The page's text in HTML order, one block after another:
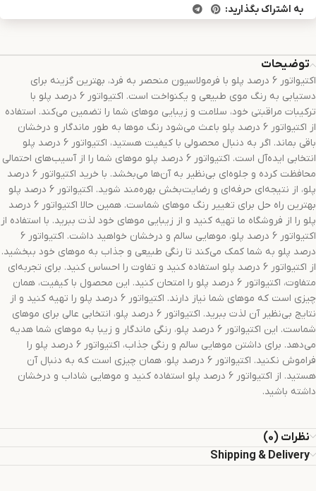
به اشتراک بگذارید:
توضیحات
اکتیواتور 6 درصد پلو با فرمولاسیون منحصر به فرد، بهترین گزینه برای
دستیابی به رنگ موی طبیعی و یکنواخت است. اکتیواتور 6 درصد پلو با
ترکیبات مراقبتی خود، سلامت و زیبایی موهای شما را تضمین می‌کند. استفاده
از اکتیواتور 6 درصد پلو باعث می‌شود رنگ موها به طور ماندگار و درخشان
باقی بماند. اگر به دنبال محصولی با کیفیت هستید، اکتیواتور 6 درصد پلو
انتخابی ایده‌آل است. اکتیواتور 6 درصد پلو موهای شما را از آسیب‌های احتمالی
محافظت کرده و جلوه‌ای بی‌نظیر به آن‌ها می‌بخشد. با خرید اکتیواتور 6 درصد
پلو، از نتیجه‌ای حرفه‌ای و رضایت‌بخش بهره‌مند شوید. اکتیواتور 6 درصد پلو
بهترین راه حل برای تغییر رنگ موهای شماست. همین حالا اکتیواتور 6 درصد
پلو را از فروشگاه ما تهیه کنید و از زیبایی موهای خود لذت ببرید. با استفاده از
اکتیواتور 6 درصد پلو، موهایی سالم و درخشان خواهید داشت. اکتیواتور 6
درصد پلو به شما کمک می‌کند تا رنگی طبیعی و جذاب به موهای خود ببخشید.
از اکتیواتور 6 درصد پلو استفاده کنید و تفاوت را احساس کنید. برای تجربه‌ای
متفاوت، اکتیواتور 6 درصد پلو را امتحان کنید. این محصول با کیفیت، همان
چیزی است که موهای شما نیاز دارند. اکتیواتور 6 درصد پلو را تهیه کنید و از
نتایج بی‌نظیر آن لذت ببرید. اکتیواتور 6 درصد پلو، انتخابی عالی برای موهای
شماست. این اکتیواتور 6 درصد پلو، رنگی ماندگار و زیبا به موهای شما هدیه
می‌دهد. برای داشتن موهایی سالم و رنگی جذاب، اکتیواتور 6 درصد پلو را
فراموش نکنید. اکتیواتور 6 درصد پلو، همان چیزی است که به دنبال آن
هستید. از اکتیواتور 6 درصد پلو استفاده کنید و موهایی شاداب و درخشان
داشته باشید.
نظرات (0)
Shipping & Delivery